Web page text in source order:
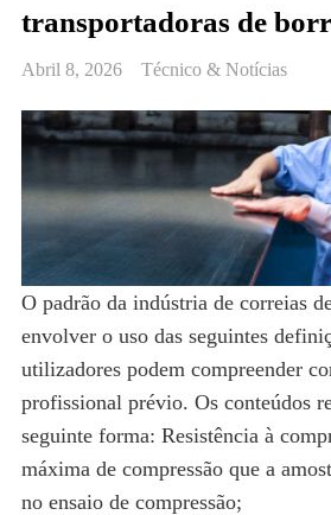
transportadoras de
Abril 8, 2026 Técnico & Notícias
O padrão da indústria de correias
envolver o uso das seguintes
utilizadores podem compreender
profissional prévio. Os conteúdos
seguinte forma: Resistência à
máxima de compressão que a
no ensaio de compressão;